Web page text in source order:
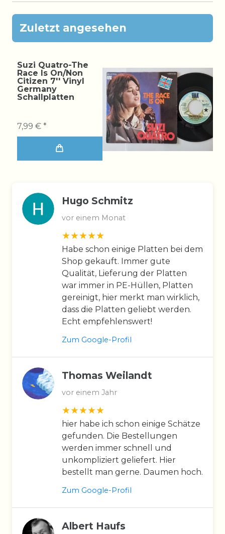
Zuletzt angesehen
Suzi Quatro-The
Race Is On/Non
Citizen 7'' Vinyl
Germany
Schallplatten
7,99 € *
Hugo Schmitz
vor einem Monat
Habe schon einige Platten bei dem
Shop gekauft. Immer gute
Qualität, Lieferung der Platten
war immer in PE-Hüllen, Platten
gereinigt, hier merkt man wirklich,
dass die Platten geliebt werden.
Echt empfehlenswert!
Zum Google-Profil
Thomas Weilandt
vor einem Jahr
hier habe ich schon einige Schätze
gefunden. Die Bestellungen
werden immer schnell und
unkompliziert geliefert. Hier
bestellt man gerne. Daumen hoch.
Zum Google-Profil
Albert Haufs